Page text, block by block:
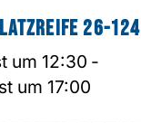
26-124
um 12:30 -
um 17:00